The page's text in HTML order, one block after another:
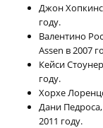
Джон
году.
Валентино
Assen в 2007
Кейси
году.
Хорхе
Дани
2011 году.